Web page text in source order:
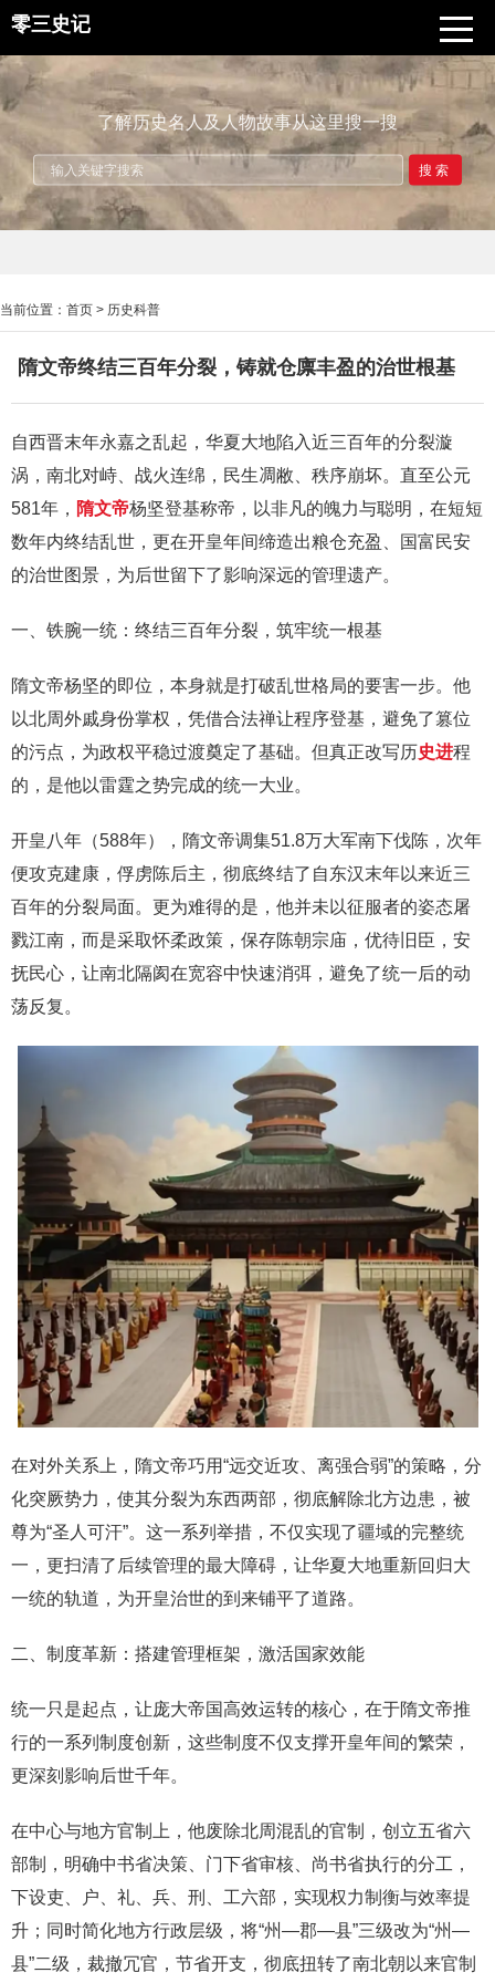
零三史记
了解历史名人及人物故事从这里搜一搜
搜索
当前位置： 首页 > 历史科普
隋文帝终结三百年分裂，铸就仓廪丰盈的治世根基
自西晋末年永嘉之乱起，华夏大地陷入近三百年的分裂漩
涡，南北对峙、战火连绵，民生凋敝、秩序崩坏。直至公元
581年， 隋文帝杨坚登基称帝，以非凡的魄力与聪明，在短短
数年内终结乱世，更在开皇年间缔造出粮仓充盈、国富民安
的治世图景，为后世留下了影响深远的管理遗产。
一、铁腕一统：终结三百年分裂，筑牢统一根基
隋文帝杨坚的即位，本身就是打破乱世格局的要害一步。他
以北周外戚身份掌权，凭借合法禅让程序登基，避免了篡位
的污点，为政权平稳过渡奠定了基础。但真正改写历史进程
的，是他以雷霆之势完成的统一大业。
开皇八年（588年），隋文帝调集51.8万大军南下伐陈，次年
便攻克建康，俘虏陈后主，彻底终结了自东汉末年以来近三
百年的分裂局面。更为难得的是，他并未以征服者的姿态屠
戮江南，而是采取怀柔政策，保存陈朝宗庙，优待旧臣，安
抚民心，让南北隔阂在宽容中快速消弭，避免了统一后的动
荡反复。
在对外关系上，隋文帝巧用“远交近攻、离强合弱”的策略，分
化突厥势力，使其分裂为东西两部，彻底解除北方边患，被
尊为“圣人可汗”。这一系列举措，不仅实现了疆域的完整统
一，更扫清了后续管理的最大障碍，让华夏大地重新回归大
一统的轨道，为开皇治世的到来铺平了道路。
二、制度革新：搭建管理框架，激活国家效能
统一只是起点，让庞大帝国高效运转的核心，在于隋文帝推
行的一系列制度创新，这些制度不仅支撑开皇年间的繁荣，
更深刻影响后世千年。
在中心与地方官制上，他废除北周混乱的官制，创立五省六
部制，明确中书省决策、门下省审核、尚书省执行的分工，
下设吏、户、礼、兵、刑、工六部，实现权力制衡与效率提
升；同时简化地方行政层级，将“州—郡—县”三级改为“州—
县”二级，裁撤冗官，节省开支，彻底扭转了南北朝以来官制